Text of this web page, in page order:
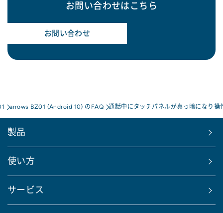
お問い合わせはこちら
お問い合わせ
arrows BZ01 (Android 10) のFAQ 通話中にタッチパネルが真っ暗になり
製品
使い方
サービス